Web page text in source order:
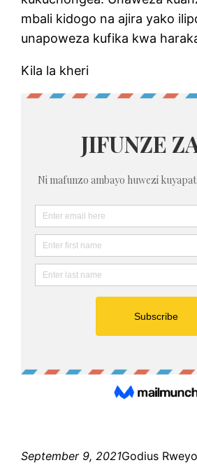
mbali kidogo na ajira yako
unapoweza kufika kwa
Kila la kheri
September 9, 2021Godius